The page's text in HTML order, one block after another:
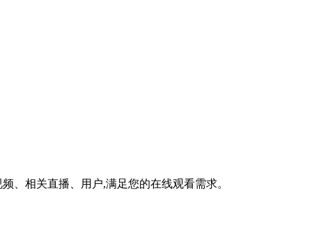
、相关直播、用户,满足您的在线观看需求。